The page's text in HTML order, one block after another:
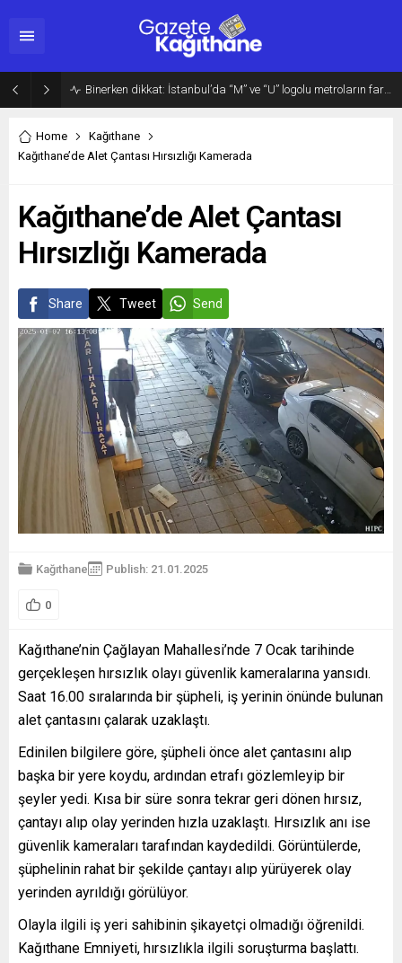
Home
Kağıthane
Kağıthane’de Alet Çantası Hırsızlığı Kamerada
Kağıthane’de Alet Çantası
Hırsızlığı Kamerada
Share Tweet Send
Kağıthane Publish: 21.01.2025
0
Kağıthane’nin Çağlayan Mahallesi’nde 7 Ocak tarihinde
gerçekleşen hırsızlık olayı güvenlik kameralarına yansıdı.
Saat 16.00 sıralarında bir şüpheli, iş yerinin önünde bulunan
alet çantasını çalarak uzaklaştı.
Edinilen bilgilere göre, şüpheli önce alet çantasını alıp
başka bir yere koydu, ardından etrafı gözlemleyip bir
şeyler yedi. Kısa bir süre sonra tekrar geri dönen hırsız,
çantayı alıp olay yerinden hızla uzaklaştı. Hırsızlık anı ise
güvenlik kameraları tarafından kaydedildi. Görüntülerde,
şüphelinin rahat bir şekilde çantayı alıp yürüyerek olay
yerinden ayrıldığı görülüyor.
Olayla ilgili iş yeri sahibinin şikayetçi olmadığı öğrenildi.
Kağıthane Emniyeti, hırsızlıkla ilgili soruşturma başlattı.